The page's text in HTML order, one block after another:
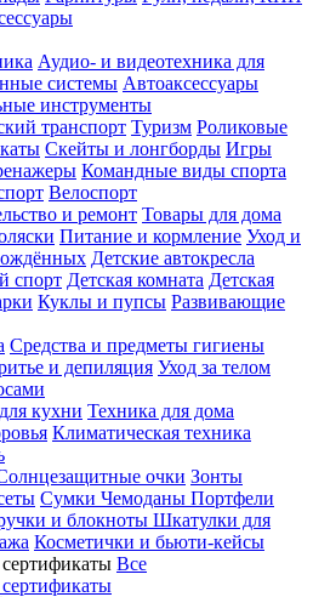
Аудио- и видеотехника для
системы Автоаксессуары
инструменты
транспорт Туризм Роликовые
Скейты и лонгборды Игры
Командные виды спорта
Велоспорт
и ремонт Товары для дома
Питание и кормление Уход и
Детские автокресла
спорт Детская комната Детская
Куклы и пупсы Развивающие
Средства и предметы гигиены
и депиляция Уход за телом
кухни Техника для дома
Климатическая техника
очки Зонты
Сумки Чемоданы Портфели
и блокноты Шкатулки для
Косметички и бьюти-кейсы
Все